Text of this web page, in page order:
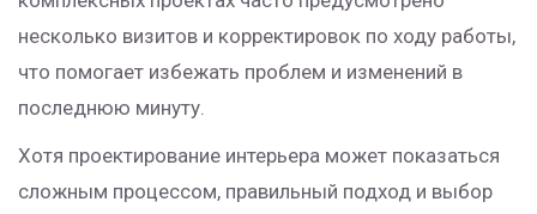
несколько визитов и корректировок по ходу работы,
что помогает избежать проблем и изменений в
последнюю минуту.
Хотя проектирование интерьера может показаться
сложным процессом, правильный подход и выбор